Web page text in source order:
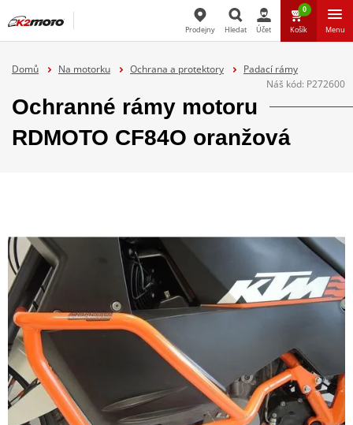
Hledat
Prodejny Hledat Účet
0
Košík Menu
Domů Na motorku Ochrana a protektory
Padací rámy
Náš kód: P272600
Ochranné rámy motoru
RDMOTO CF84O oranžová